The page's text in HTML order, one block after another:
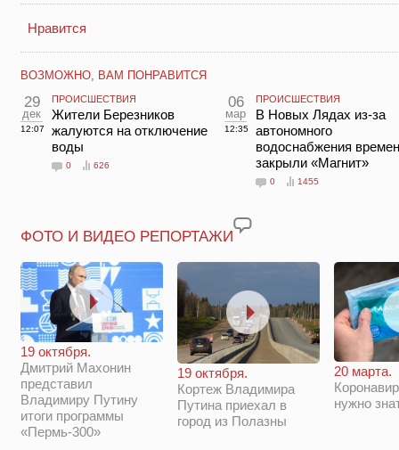
Нравится
ВОЗМОЖНО, ВАМ ПОНРАВИТСЯ
29
дек
12:07
ПРОИСШЕСТВИЯ
Жители Березников
жалуются на отключение
воды
0 626
06
мар
12:35
ПРОИСШЕСТВИЯ
В Новых Лядах из-за
автономного
водоснабжения
закрыли «Магнит»
0 1455
ФОТО И ВИДЕО РЕПОРТАЖИ
19 октября.
Дмитрий Махонин
представил
Владимиру Путину
итоги программы
«Пермь-300»
19 октября.
Кортеж Владимира
Путина приехал в
город из Полазны
20 марта.
нужно